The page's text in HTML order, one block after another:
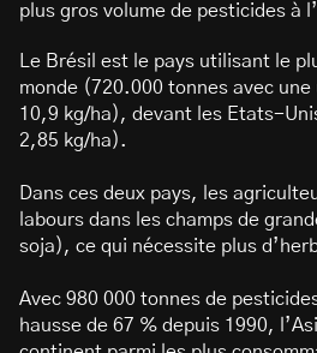
plus gros volume de pesticides à
Le Brésil est le pays utilisant le
monde (720.000 tonnes avec
10,9 kg/ha), devant les Etats-
2,85 kg/ha).
Dans ces deux pays, les
labours dans les champs de
soja), ce qui nécessite plus
Avec 980 000 tonnes de
hausse de 67 % depuis 1990,